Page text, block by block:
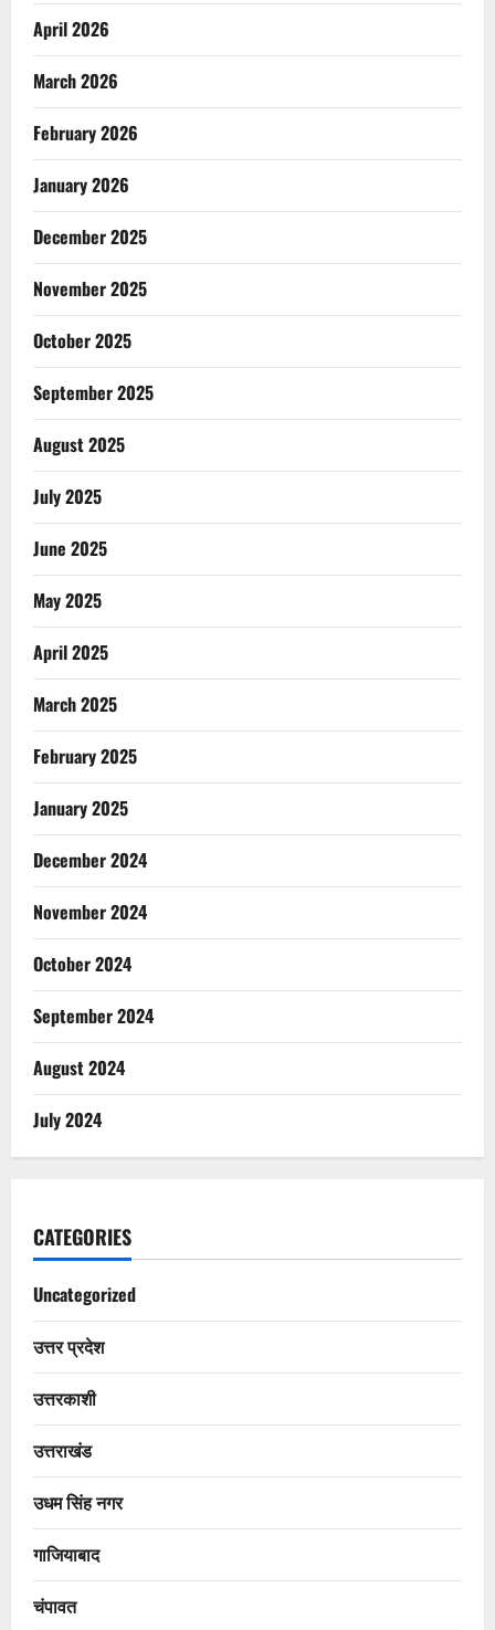
April 2026
March 2026
February 2026
January 2026
December 2025
November 2025
October 2025
September 2025
August 2025
July 2025
June 2025
May 2025
April 2025
March 2025
February 2025
January 2025
December 2024
November 2024
October 2024
September 2024
August 2024
July 2024
CATEGORIES
Uncategorized
उत्तर प्रदेश
उत्तरकाशी
उत्तराखंड
उधम सिंह नगर
गाजियाबाद
चंपावत